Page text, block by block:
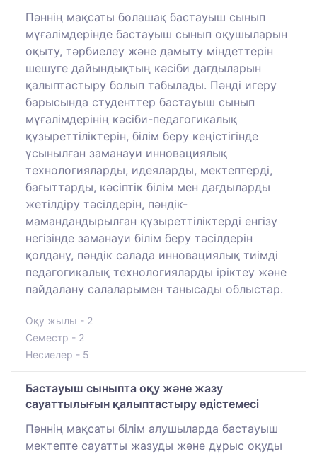
Пәннің мақсаты болашақ бастауыш сынып
мұғалімдерінде бастауыш сынып оқушыларын
оқыту, тәрбиелеу және дамыту міндеттерін
шешуге дайындықтың кәсіби дағдыларын
қалыптастыру болып табылады. Пәнді игеру
барысында студенттер бастауыш сынып
мұғалімдерінің кәсіби-педагогикалық
құзыреттіліктерін, білім беру кеңістігінде
ұсынылған заманауи инновациялық
технологияларды, идеяларды, мектептерді,
бағыттарды, кәсіптік білім мен дағдыларды
жетілдіру тәсілдерін, пәндік-
мамандандырылған құзыреттіліктерді енгізу
негізінде заманауи білім беру тәсілдерін
қолдану, пәндік салада инновациялық тиімді
педагогикалық технологияларды іріктеу және
пайдалану салаларымен танысады облыстар.
Оқу жылы - 2
Семестр - 2
Несиелер - 5
Бастауыш сыныпта оқу және жазу
сауаттылығын қалыптастыру әдістемесі
Пәннің мақсаты білім алушыларда бастауыш
мектепте сауатты жазуды және дұрыс оқуды